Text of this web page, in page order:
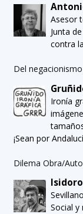
Asesor
Junta
contra
Del
Ironía
¡Sean por
Dilema Obra/
Social y